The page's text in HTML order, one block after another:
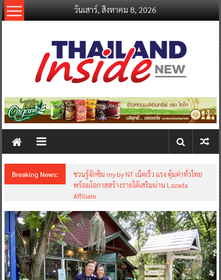
Skip
to
วันเสาร์, สิงหาคม 8, 2026
thailandinsidenew.com
Thailand
New
Breaking News:
ชวนรู้จักซิม my by NT เน็ตเร็ว แรง คุ้มค่าทั่วไทย
พร้อมโอกาสสร้างรายได้เสริมผ่าน Lazada
Affiliate